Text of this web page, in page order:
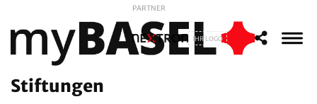
PARTNER
IHR LOGO
Stiftungen